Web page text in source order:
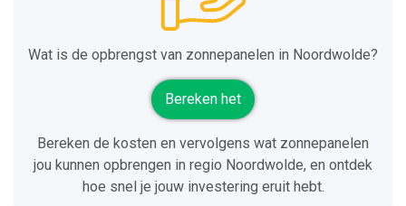
Wat is de opbrengst van zonnepanelen in Noordwolde?
Bereken het
Bereken de kosten en vervolgens wat zonnepanelen
jou kunnen opbrengen in regio Noordwolde, en ontdek
hoe snel je jouw investering eruit hebt.